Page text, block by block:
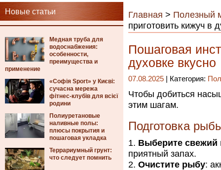
Новые статьи
Медная труба для
водоснабжения:
особенности,
преимущества и
применение
«Софія Sport» у Києві:
сучасна мережа
фітнес-клубів для всієї
родини
Полиуретановые
наливные полы:
плюсы покрытия и
пошаговая укладка
Террариумный грунт:
что следует помнить
Главная > Полезный
приготовить кижуч в
Пошаговая
духовке вкусно
07.08.2025 | Категория:
Чтобы добиться
этим шагам.
Подготовка
Выберите свежий
приятный запах.
Очистите рыбу: